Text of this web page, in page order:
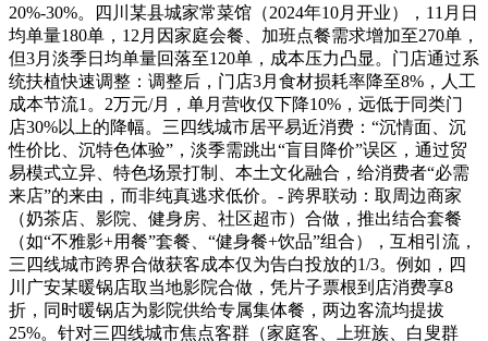
20%-30%。四川某县城家常菜馆（2024年10月开业），11月日
均单量180单，12月因家庭会餐、加班点餐需求增加至270单，
但3月淡季日均单量回落至120单，成本压力凸显。门店通过系
统扶植快速调整：调整后，门店3月食材损耗率降至8%，人工
成本节流1。2万元/月，单月营收仅下降10%，远低于同类门
店30%以上的降幅。三四线城市居平易近消费：“沉情面、沉
性价比、沉特色体验”，淡季需跳出“盲目降价”误区，通过贸
易模式立异、特色场景打制、本土文化融合，给消费者“必需
来店”的来由，而非纯真逃求低价。- 跨界联动：取周边商家
（奶茶店、影院、健身房、社区超市）合做，推出结合套餐
（如“不雅影+用餐”套餐、“健身餐+饮品”组合），互相引流，
三四线城市跨界合做获客成本仅为告白投放的1/3。例如，四
川广安某暖锅店取当地影院合做，凭片子票根到店消费享8
折，同时暖锅店为影院供给专属集体餐，两边客流均提拔
25%。针对三四线城市焦点客群（家庭客、上班族、白叟群